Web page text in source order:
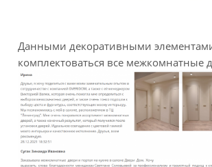
Данными декоративными
комплектоваться все межкомнатные